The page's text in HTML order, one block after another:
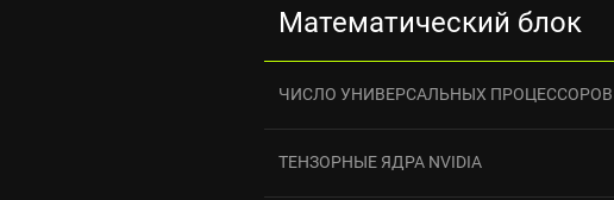
Математический блок
ЧИСЛО УНИВЕРСАЛЬНЫХ ПРОЦЕССОРОВ
ТЕНЗОРНЫЕ ЯДРА NVIDIA